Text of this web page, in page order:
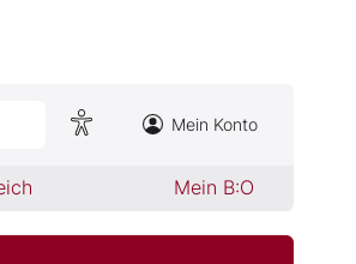
Mein Konto
Mein B:O